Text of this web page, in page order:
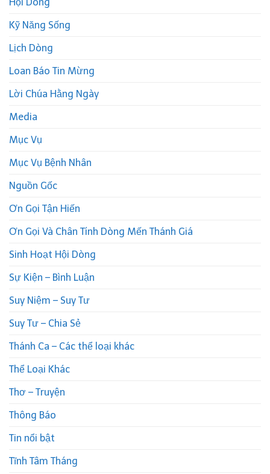
Hội Dòng
Kỹ Năng Sống
Lịch Dòng
Loan Báo Tin Mừng
Lời Chúa Hằng Ngày
Media
Mục Vụ
Mục Vụ Bệnh Nhân
Nguồn Gốc
Ơn Gọi Tận Hiến
Ơn Gọi Và Chân Tính Dòng Mến Thánh Giá
Sinh Hoạt Hội Dòng
Sự Kiện – Bình Luận
Suy Niệm – Suy Tư
Suy Tư – Chia Sẻ
Thánh Ca – Các thể loại khác
Thể Loại Khác
Thơ – Truyện
Thông Báo
Tin nổi bật
Tĩnh Tâm Tháng